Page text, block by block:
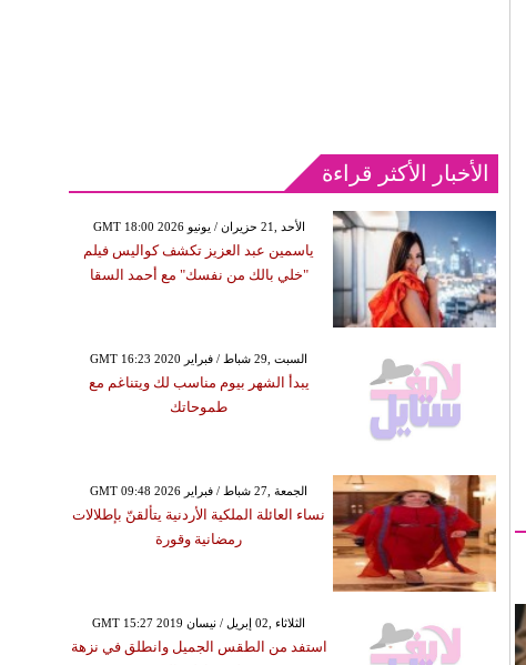
الأخبار الأكثر قراءة
GMT 18:00 2026 الأحد ,21 حزيران / يونيو
ياسمين عبد العزيز تكشف كواليس فيلم
"خلي بالك من نفسك" مع أحمد السقا
GMT 16:23 2020 السبت ,29 شباط / فبراير
يبدأ الشهر بيوم مناسب لك ويتناغم مع
طموحاتك
GMT 09:48 2026 الجمعة ,27 شباط / فبراير
نساء العائلة الملكية الأردنية يتألقنّ بإطلالات
رمضانية وقورة
GMT 15:27 2019 الثلاثاء ,02 إبريل / نيسان
استفد من الطقس الجميل وانطلق في نزهة